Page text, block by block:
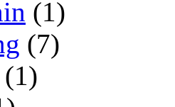
(1)
(7)
(1)